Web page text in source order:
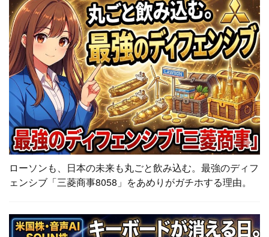
ローソンも、日本の未来も丸ごと飲み込む。最強のディフ
ェンシブ「三菱商事8058」をあめりがガチホする理由。